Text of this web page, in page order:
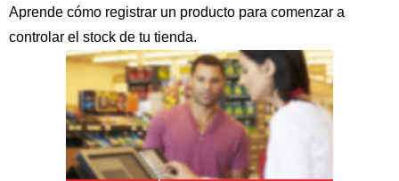
Aprende cómo registrar un producto para comenzar a
controlar el stock de tu tienda.